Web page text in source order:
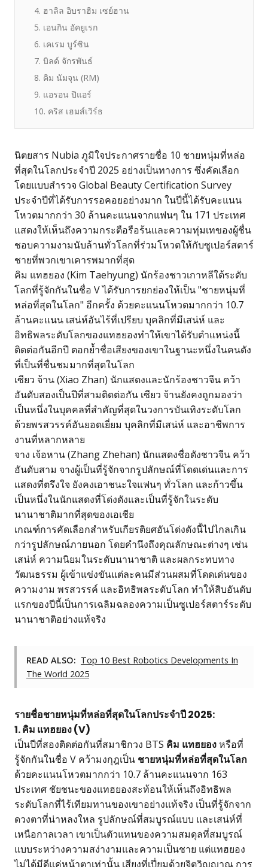
4. ฮาลิล อิบราฮิม เซย์ฮาน
5. เอนกิน อัคยูเรก
6. เคเรม บูร์ซิน
7. บิลด์ จักรพันธ์
8. คิม นัมจุน (RM)
9. แอรอน ปิแอร์
10. คริส เฮมส์เวิร์ธ
นิตยสาร Nubia ภูมิใจประกาศรายชื่อ 10 ชายหนุ่มที่หล่อ
ที่สุดในโลกประจำปี 2025 อย่างเป็นทางการ ซึ่งคัดเลือก
โดยแบบสำรวจ Global Beauty Certification Survey
ประจำปีที่ได้รับการรอคอยอย่างมาก ในปีนี้ได้รับคะแนน
โหวตมากกว่า 30 ล้านคะแนนจากแฟนๆ ใน 171 ประเทศ
แสดงให้เห็นถึงความกระตือรือร้นและความทุ่มเทของผู้ชื่น
ชอบความงามนับล้านทั่วโลกที่ร่วมโหวตให้กับซูเปอร์สตาร์
ชายที่พวกเขาเคารพมากที่สุด
คิม แทฮยอง (Kim Taehyung) นักร้องชาวเกาหลีใต้ระดับ
โลกที่รู้จักกันในชื่อ V ได้รับการยกย่องให้เป็น "ชายหนุ่มที่
หล่อที่สุดในโลก" อีกครั้ง ด้วยคะแนนโหวตมากกว่า 10.7
ล้านคะแนน เสน่ห์อันไร้ที่เปรียบ บุคลิกที่มีเสน่ห์ และ
อิทธิพลระดับโลกของแทฮยองทำให้เขาได้รับตำแหน่งนี้
ติดต่อกันอีกปี ตอกย้ำชื่อเสียงของเขาในฐานะหนึ่งในคนดัง
ที่เป็นที่ชื่นชมมากที่สุดในโลก
เซียว จ้าน (Xiao Zhan) นักแสดงและนักร้องชาวจีน คว้า
อันดับสองเป็นปีที่สามติดต่อกัน เซียว จ้านยังคงถูกมองว่า
เป็นหนึ่งในบุคคลที่สำคัญที่สุดในวงการบันเทิงระดับโลก
ด้วยพรสวรรค์อันยอดเยี่ยม บุคลิกที่มีเสน่ห์ และอาชีพการ
งานที่หลากหลาย
จาง เจ้อหาน (Zhang Zhehan) นักแสดงชื่อดังชาวจีน คว้า
อันดับสาม จางผู้เป็นที่รู้จักจากรูปลักษณ์ที่โดดเด่นและการ
แสดงที่ตรึงใจ ยังคงเอาชนะใจแฟนๆ ทั่วโลก และก้าวขึ้น
เป็นหนึ่งในนักแสดงที่โด่งดังและเป็นที่รู้จักในระดับ
นานาชาติมากที่สุดของเอเชีย
เกณฑ์การคัดเลือกสำหรับเกียรติยศอันโด่งดังนี้ไปไกลเกิน
กว่ารูปลักษณ์ภายนอก โดยคำนึงถึงคุณลักษณะต่างๆ เช่น
เสน่ห์ ความนิยมในระดับนานาชาติ และผลกระทบทาง
วัฒนธรรม ผู้เข้าแข่งขันแต่ละคนมีส่วนผสมที่โดดเด่นของ
ความงาม พรสวรรค์ และอิทธิพลระดับโลก ทำให้สิบอันดับ
แรกของปีนี้เป็นการเฉลิมฉลองความเป็นซูเปอร์สตาร์ระดับ
นานาชาติอย่างแท้จริง
READ ALSO: Top 10 Best Robotics Developments In
The World 2025
รายชื่อชายหนุ่มที่หล่อที่สุดในโลกประจำปี 2025:
1. คิม แทฮยอง (V)
เป็นปีที่สองติดต่อกันที่สมาชิกวง BTS คิม แทฮยองหรือที่
รู้จักกันในชื่อ V คว้ามงกุฎเป็น ชายหนุ่มที่หล่อที่สุดในโลก
ด้วยคะแนนโหวตมากกว่า 10.7 ล้านคะแนนจาก 163
ประเทศ ชัยชนะของแทฮยองสะท้อนให้เห็นถึงอิทธิพล
ระดับโลกที่ไร้เทียมทานของเขาอย่างแท้จริง เป็นที่รู้จักจาก
ดวงตาที่น่าหลงใหล รูปลักษณ์ที่สมบูรณ์แบบ และเสน่ห์ที่
เหนือกาลเวลา เขาเป็นตัวแทนของความสมดุลที่สมบูรณ์
แบบระหว่างความสง่างามและความเป็นชาย แต่แทฮยอง
ไม่ได้มีดีแค่หน้าตาเท่านั้น เสียงที่เปี่ยมด้วยจิตวิญญาณ การ